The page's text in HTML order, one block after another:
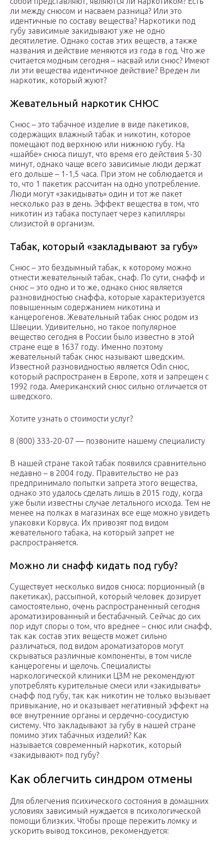
ли между снюсом и насваем разница? Или это
идентичные по составу вещества? Наркотики под
губу зависимые закидывают уже не одно
десятилетие. Однако состав этих веществ, а также
названия и действие меняются из года в год. Что же
считается модным сегодня – насвай или снюс? Имеют
ли эти вещества идентичное действие? Вреден ли
наркотик, который жуют?
Жевательный наркотик СНЮС
Снюс – это табачное изделие в виде пакетиков,
содержащих влажный табак и никотин, которое
помещают под верхнюю или нижнюю губу. На
«шайбе» снюса пишут, что время его действия 5-30
минут, однако чаще всего зависимые люди держат
его дольше – 1-1,5 часа. При этом не соблюдается и
то, что 1 пакетик рассчитан на одно употребление.
Люди могут «закидывать» один и тот же пакет
несколько раз в день. Эффект вещества в том, что
никотин из табака поступает через капилляры
слизистой в организм.
Табак, который «закладывают за губу»
Снюс – это бездымный табак, к которому можно
отнести жевательный табак, снаф. По сути, снафф и
снюс – это одно и то же, однако снюс является
разновидностью снаффа, которые характеризуется
повышенным содержанием никотина и
канцерогенов. Жевательный табак снюс родом из
Швеции. Удивительно, но такое популярное
вещество сегодня в России было известно в этой
стране еще в 1637 году. Именно поэтому
жевательный табак снюс называют шведским.
Известной разновидностью является Odin снюс,
который распространен в Европе, хотя и запрещен с
1992 года. Американский снюс сильно отличается от
шведского.
Хотите узнать о стоимости услуг?
8 (800) 333-20-07 — позвоните нашему специалисту
В нашей стране такой табак появился сравнительно
недавно – в 2004 году. Правительство не раз
предпринимало попытки запрета этого вещества,
однако это удалось сделать лишь в 2015 году, когда
уже были известны случае летального исхода. Тем не
менее на полках в магазинах все еще можно увидеть
упаковки Корвуса. Их привозят под видом
жевательного табака, на который запрет не
распространяется.
Можно ли снафф кидать под губу?
Существует несколько видов снюса: порционный (в
пакетиках), рассыпной, который человек дозирует
самостоятельно, очень распространенный сегодня
ароматизированный и бестабачный. Сейчас до сих
пор идут споры о том, что вреднее – снюс или снафф,
так как состав этих веществ может сильно
различаться, под видом ароматизаторов могут
скрываться различные компоненты, в том числе
канцерогены и щелочь. Специалисты
наркологической клиники ЦЗМ не рекомендуют
употреблять курительные смеси или «закидывать»
снафф под губу, так как никотин не только вызывает
привыкание, но и оказывает негативный эффект на
все внутренние органы и сердечно-сосудистую
систему. Что закладывают за губу в нашей стране
помимо этих табачных изделий? Как
называется современный наркотик, который
«закидывают» под губу?
Как облегчить синдром отмены
Для облегчения психического состояния в домашних
условиях зависимый нуждается в психологической
помощи близких. Чтобы проще пережить ломку и
ускорить вывод токсинов, рекомендуется: